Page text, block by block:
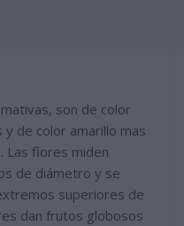
son de color
y de color amarillo mas
Las flores miden
de diámetro y se
superiores de
dan frutos globosos